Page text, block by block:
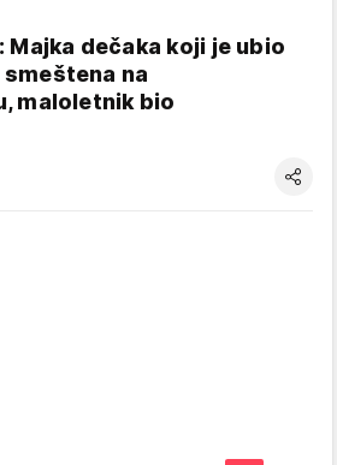
Majka dečaka koji je ubio
na
maloletnik bio